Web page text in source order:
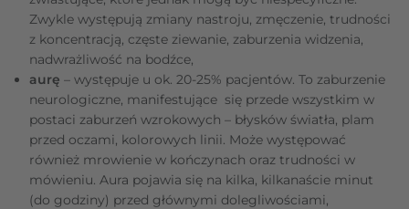
Zwykle występują zmiany nastroju, zmęczenie, trudności
z koncentracją, częste ziewanie, zaburzenia widzenia,
nadwrażliwość na bodźce,
aurę – występuje u ok. 20-25% pacjentów. To zaburzenie
neurologiczne, manifestujące się przede wszystkim w
postaci zaburzeń wzrokowych – błysków światła, plam
przed oczami, kolorowych linii. Może występować
również mrowienie w kończynach oraz trudności w
mówieniu. Aura pojawia się na kilka, kilkanaście minut
(do godziny) przed głównymi dolegliwościami,